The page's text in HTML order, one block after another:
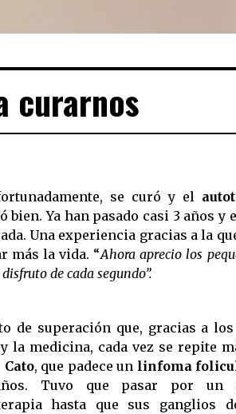
curarnos
se curó y el
bien. Ya han pasado casi 3 años y
Una experiencia gracias a la
más la vida. “Ahora aprecio los
de cada segundo”.
de superación que, gracias a
la medicina, cada vez se repite
Cato, que padece un linfoma
Tuvo que pasar por un
hasta que sus ganglios